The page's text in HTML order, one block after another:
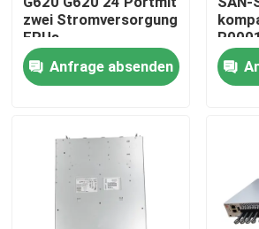
Nachrichten
400G/800G optisches Modul
zwei Stromversorgung
FRUs
Anfrage absenden